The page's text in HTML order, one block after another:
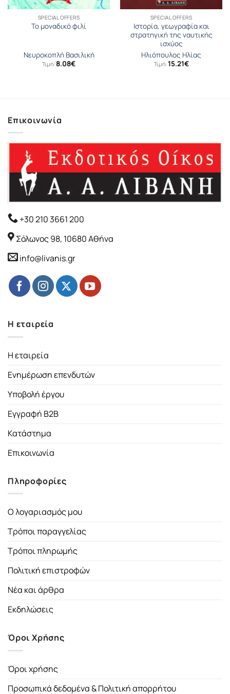
SPECIAL OFFERS
Το μοναδικό φιλί
Νευροκοπλή Βασιλική
Τιμή: 8.08€
SPECIAL OFFERS
Ιστορία, γεωγραφία και
στρατηγική της ναυτικής
ισχύος
Ηλιόπουλος Ηλίας
Τιμή: 15.21€
Επικοινωνία
+30 210 3661 200
Σόλωνος 98, 10680 Αθήνα
info@livanis.gr
Η εταιρεία
Η εταιρεία
Ενημέρωση επενδυτών
Υποβολή έργου
Εγγραφή B2B
Κατάστημα
Επικοινωνία
Πληροφορίες
Ο λογαριασμός μου
Τρόποι παραγγελίας
Τρόποι πληρωμής
Πολιτική επιστροφών
Νέα και άρθρα
Εκδηλώσεις
Όροι Χρήσης
Όροι χρήσης
Προσωπικά δεδομένα & Πολιτική απορρήτου